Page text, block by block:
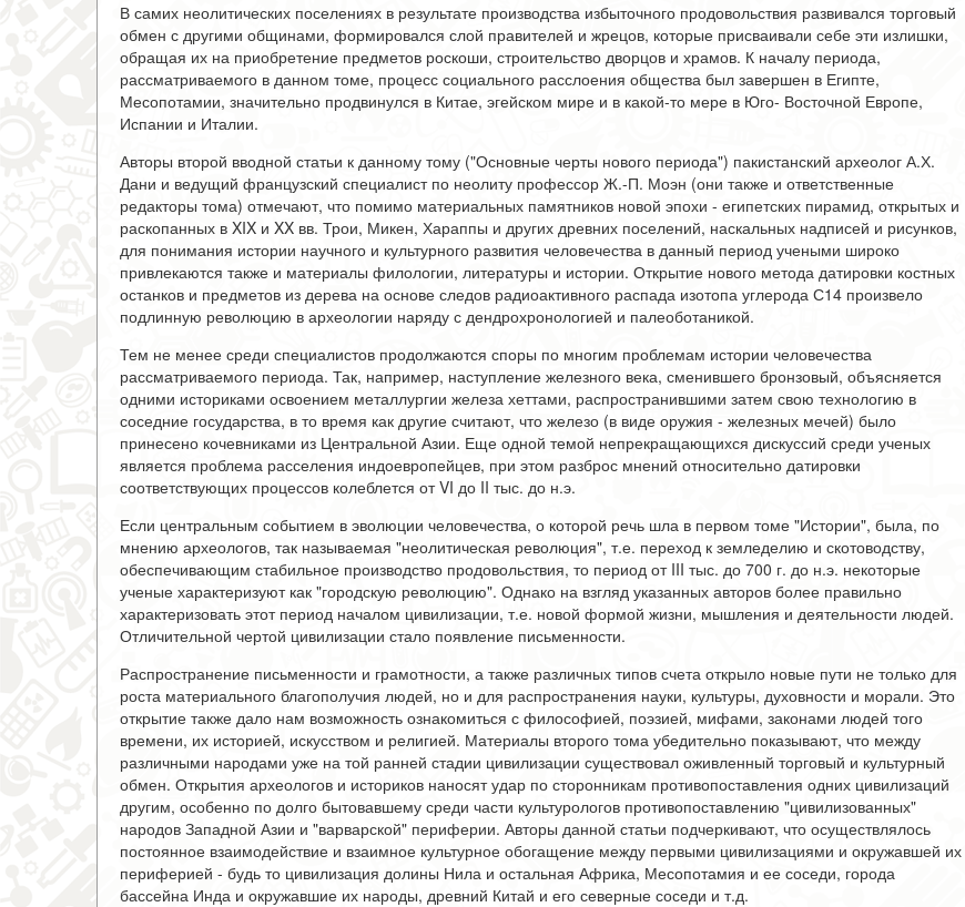
В самих неолитических поселениях в результате производства избыточного продовольствия развивался торговый
обмен с другими общинами, формировался слой правителей и жрецов, которые присваивали себе эти излишки,
обращая их на приобретение предметов роскоши, строительство дворцов и храмов. К началу периода,
рассматриваемого в данном томе, процесс социального расслоения общества был завершен в Египте,
Месопотамии, значительно продвинулся в Китае, эгейском мире и в какой-то мере в Юго- Восточной Европе,
Испании и Италии.
Авторы второй вводной статьи к данному тому ("Основные черты нового периода") пакистанский археолог А.Х.
Дани и ведущий французский специалист по неолиту профессор Ж.-П. Моэн (они также и ответственные
редакторы тома) отмечают, что помимо материальных памятников новой эпохи - египетских пирамид, открытых и
раскопанных в XIX и XX вв. Трои, Микен, Хараппы и других древних поселений, наскальных надписей и рисунков,
для понимания истории научного и культурного развития человечества в данный период учеными широко
привлекаются также и материалы филологии, литературы и истории. Открытие нового метода датировки костных
останков и предметов из дерева на основе следов радиоактивного распада изотопа углерода С14 произвело
подлинную революцию в археологии наряду с дендрохронологией и палеоботаникой.
Тем не менее среди специалистов продолжаются споры по многим проблемам истории человечества
рассматриваемого периода. Так, например, наступление железного века, сменившего бронзовый, объясняется
одними историками освоением металлургии железа хеттами, распространившими затем свою технологию в
соседние государства, в то время как другие считают, что железо (в виде оружия - железных мечей) было
принесено кочевниками из Центральной Азии. Еще одной темой непрекращающихся дискуссий среди ученых
является проблема расселения индоевропейцев, при этом разброс мнений относительно датировки
соответствующих процессов колеблется от VI до II тыс. до н.э.
Если центральным событием в эволюции человечества, о которой речь шла в первом томе "Истории", была, по
мнению археологов, так называемая "неолитическая революция", т.е. переход к земледелию и скотоводству,
обеспечивающим стабильное производство продовольствия, то период от III тыс. до 700 г. до н.э. некоторые
ученые характеризуют как "городскую революцию". Однако на взгляд указанных авторов более правильно
характеризовать этот период началом цивилизации, т.е. новой формой жизни, мышления и деятельности людей.
Отличительной чертой цивилизации стало появление письменности.
Распространение письменности и грамотности, а также различных типов счета открыло новые пути не только для
роста материального благополучия людей, но и для распространения науки, культуры, духовности и морали. Это
открытие также дало нам возможность ознакомиться с философией, поэзией, мифами, законами людей того
времени, их историей, искусством и религией. Материалы второго тома убедительно показывают, что между
различными народами уже на той ранней стадии цивилизации существовал оживленный торговый и культурный
обмен. Открытия археологов и историков наносят удар по сторонникам противопоставления одних цивилизаций
другим, особенно по долго бытовавшему среди части культурологов противопоставлению "цивилизованных"
народов Западной Азии и "варварской" периферии. Авторы данной статьи подчеркивают, что осуществлялось
постоянное взаимодействие и взаимное культурное обогащение между первыми цивилизациями и окружавшей их
периферией - будь то цивилизация долины Нила и остальная Африка, Месопотамия и ее соседи, города
бассейна Инда и окружавшие их народы, древний Китай и его северные соседи и т.д.